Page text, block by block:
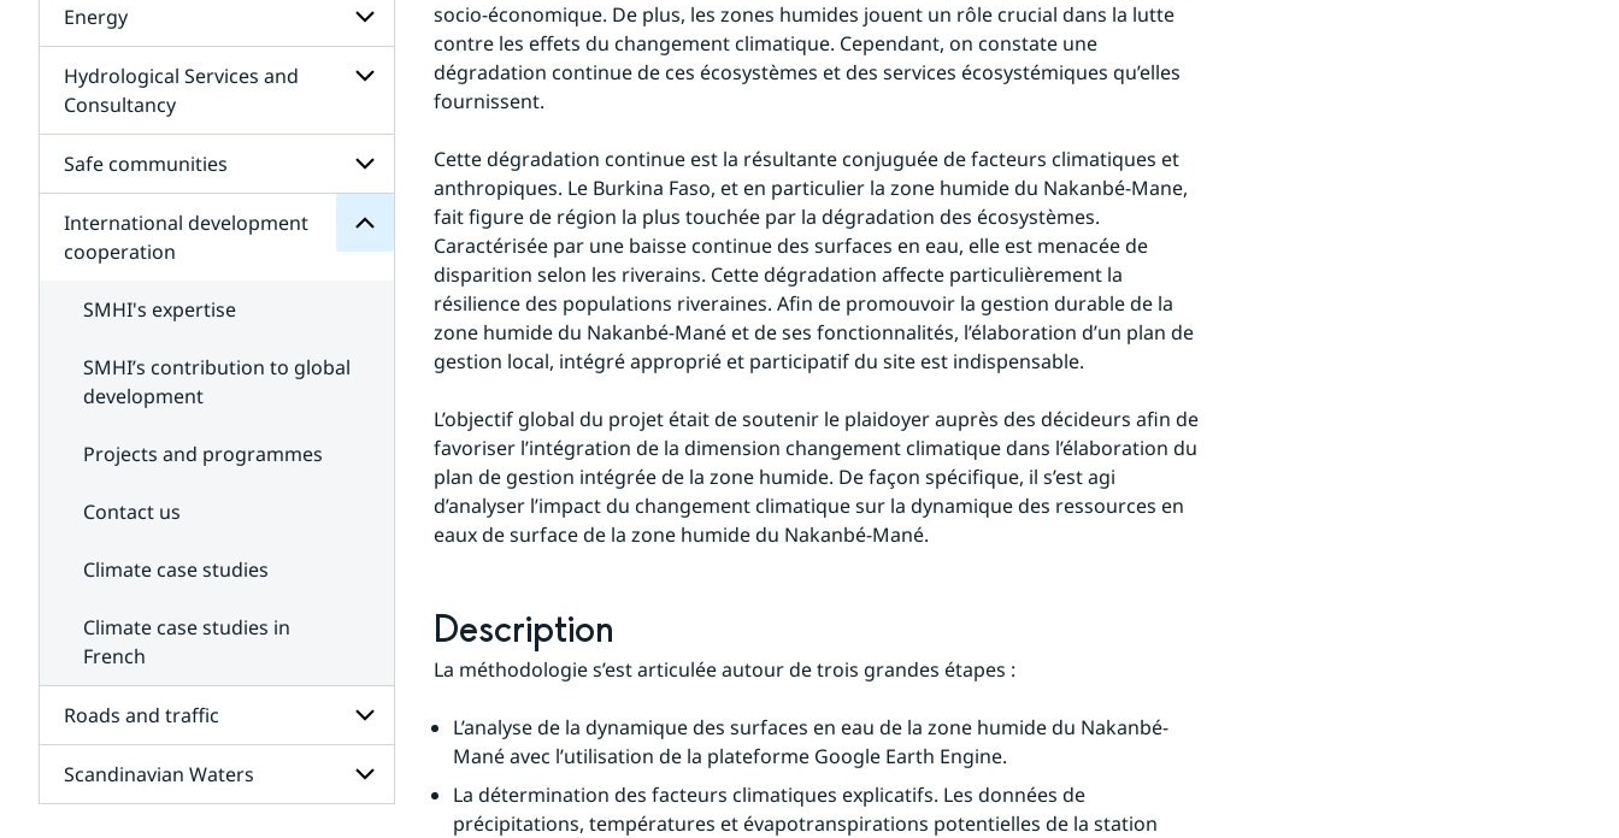
climate
adaptation
Subpages
for
Data
and
Energy
Subpages
Hydrological Services and
Consultancy
Subpages
for
Hydrological
and
Consultancy
Safe communities
Subpages
for
communities
International development
cooperation
Subpages
for
development
cooperation
SMHI's expertise
SMHI’s contribution to global
development
Projects and programmes
Contact us
Climate case studies
Climate case studies in
French
Roads and traffic
Subpages
for
Scandinavian Waters
socio-économique. De plus, les zones humides jouent un rôle crucial dans la lutte
contre les effets du changement climatique. Cependant, on constate une
dégradation continue de ces écosystèmes et des services écosystémiques qu’elles
fournissent.
Cette dégradation continue est la résultante conjuguée de facteurs climatiques et
anthropiques. Le Burkina Faso, et en particulier la zone humide du Nakanbé-Mane,
fait figure de région la plus touchée par la dégradation des écosystèmes.
Caractérisée par une baisse continue des surfaces en eau, elle est menacée de
disparition selon les riverains. Cette dégradation affecte particulièrement la
résilience des populations riveraines. Afin de promouvoir la gestion durable de la
zone humide du Nakanbé-Mané et de ses fonctionnalités, l’élaboration d’un plan de
gestion local, intégré approprié et participatif du site est indispensable.
L’objectif global du projet était de soutenir le plaidoyer auprès des décideurs afin de
favoriser l’intégration de la dimension changement climatique dans l’élaboration du
plan de gestion intégrée de la zone humide. De façon spécifique, il s’est agi
d’analyser l’impact du changement climatique sur la dynamique des ressources en
eaux de surface de la zone humide du Nakanbé-Mané.
Description
La méthodologie s’est articulée autour de trois grandes étapes :
L’analyse de la dynamique des surfaces en eau de la zone humide du Nakanbé-
Mané avec l’utilisation de la plateforme Google Earth Engine.
La détermination des facteurs climatiques explicatifs. Les données de
précipitations, températures et évapotranspirations potentielles de la station